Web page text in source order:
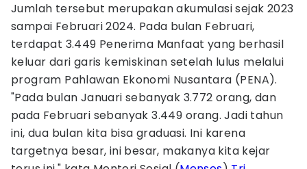
Jumlah tersebut merupakan akumulasi sejak 2023
sampai Februari 2024. Pada bulan Februari,
terdapat 3.449 Penerima Manfaat yang berhasil
keluar dari garis kemiskinan setelah lulus melalui
program Pahlawan Ekonomi Nusantara (PENA).
"Pada bulan Januari sebanyak 3.772 orang, dan
pada Februari sebanyak 3.449 orang. Jadi tahun
ini, dua bulan kita bisa graduasi. Ini karena
targetnya besar, ini besar, makanya kita kejar